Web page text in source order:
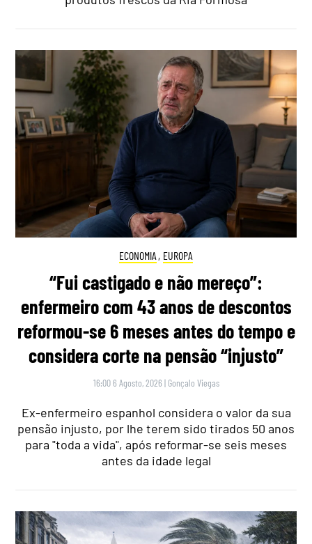
ECONOMIA , EUROPA
“Fui castigado e não mereço”:
enfermeiro com 43 anos de descontos
reformou-se 6 meses antes do tempo e
considera corte na pensão “injusto”
16:00 6 Agosto, 2026 | Gonçalo Viegas
Ex-enfermeiro espanhol considera o valor da sua
pensão injusto, por lhe terem sido tirados 50 anos
para "toda a vida", após reformar-se seis meses
antes da idade legal